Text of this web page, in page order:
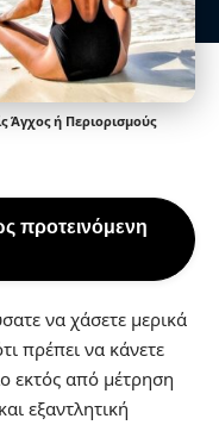
Άγχος ή Περιορισμούς
προτεινόμενη
να χάσετε μερικά
πρέπει να κάνετε
εκτός από μέτρηση
εξαντλητική